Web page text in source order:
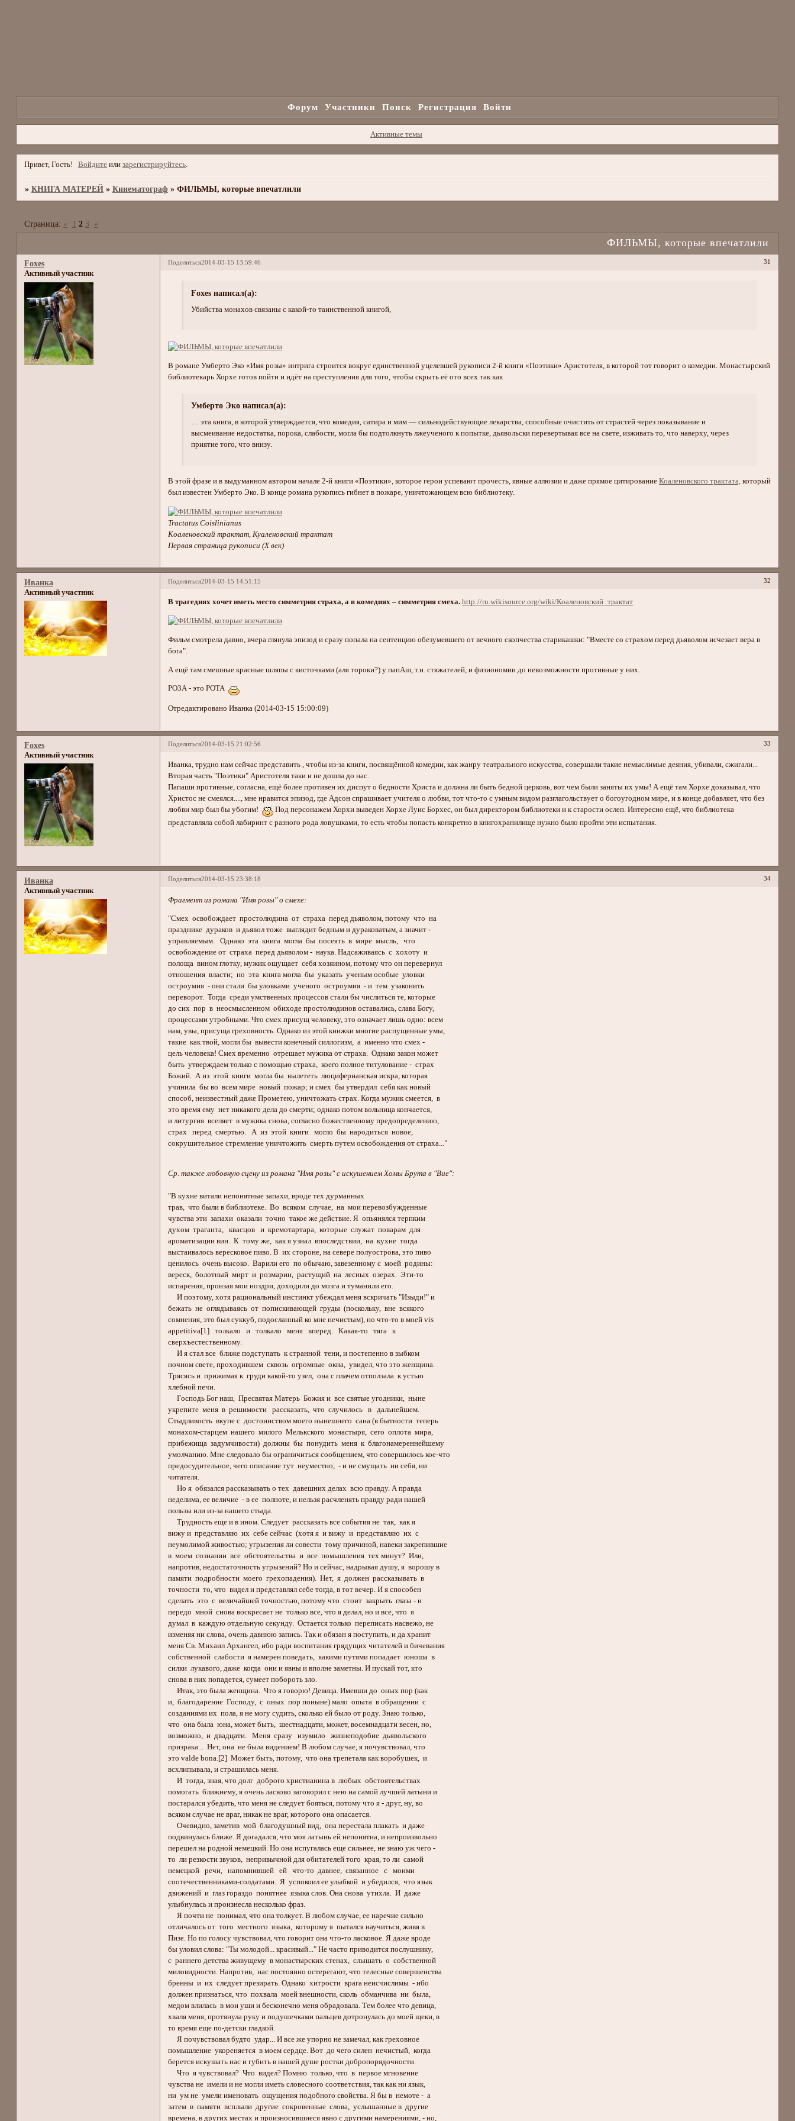
Форум Участники Поиск Регистрация Войти
Активные темы
Привет, Гость! Войдите или зарегистрируйтесь
» КНИГА МАТЕРЕЙ » Кинематограф » ФИЛЬМЫ, которые впечатлили
ФИЛЬМЫ, которые впечатлили
Страница: « 1 2 3 »
Поделиться 31
2014-03-15 13:59:46
Foxes
Активный участник
Foxes написал(а):
Убийства монахов связаны с какой-то таинственной книгой,
В романе Умберто Эко «Имя розы» интрига строится вокруг единственной уцелевшей рукописи 2-й книги «Поэтики» Аристотеля, в которой тот говорит о комедии. Монастырский
библиотекарь Хорхе готов пойти и идёт на преступления для того, чтобы скрыть её ото всех так как
Умберто Эко написал(а):
… эта книга, в которой утверждается, что комедия, сатира и мим — сильнодействующие лекарства, способные очистить от страстей через показывание и
высмеивание недостатка, порока, слабости, могла бы подтолкнуть лжеученого к попытке, дьявольски перевертывая все на свете, изживать то, что наверху, через
приятие того, что внизу.
В этой фразе и в выдуманном автором начале 2-й книги «Поэтики», которое герои успевают прочесть, явные аллюзии и даже прямое цитированиеКоаленовского трактата, который
был известен Умберто Эко. В конце романа рукопись гибнет в пожаре, уничтожающем всю библиотеку.
Tractatus Coislinianus
Коаленовский трактат, Куаленовский трактат
Первая страница рукописи (X век)
Поделиться 32
2014-03-15 14:51:15
Иванка
Активный участник
В трагедиях хочет иметь место симметрия страха, а в комедиях – симметрия смеха. http://ru.wikisource.org/wiki/Коаленовский_трактат
Фильм смотрела давно, вчера глянула эпизод и сразу попала на сентенцию обезумевшего от вечного скопчества старикашки: "Вместе со страхом перед дьяволом исчезает вера в
бога".
А ещё там смешные красные шляпы с кисточками (аля тороки?) у папАш, т.н. стяжателей, и физиономии до невозможности противные у них.
РОЗА - это РОТА
Отредактировано Иванка (2014-03-15 15:00:09)
Поделиться 33
2014-03-15 21:02:56
Foxes
Активный участник
Иванка, трудно нам сейчас представить , чтобы из-за книги, посвящённой комедии, как жанру театрального искусства, совершали такие немыслимые деяния, убивали, сжигали...
Вторая часть "Поэтики" Аристотеля таки и не дошла до нас.
Папаши противные, согласна, ещё более противен их диспут о бедности Христа и должна ли быть бедной церковь, вот чем были заняты их умы! А ещё там Хорхе доказывал, что
Христос не смеялся...., мне нравится эпизод, где Адсон спрашивает учителя о любви, тот что-то с умным видом разглагольствует о богоугодном мире, и в конце добавляет, что без
любви мир был бы убогим!
Под персонажем Хорхи выведен Хорхе Луис Борхес, он был директором библиотеки и к старости ослеп. Интересно ещё, что библиотека
представляла собой лабиринт с разного рода ловушками, то есть чтобы попасть конкретно в книгохранилище нужно было пройти эти испытания.
Поделиться 34
2014-03-15 23:38:18
Иванка
Активный участник
Фрагмент из романа "Имя розы" о смехе:
"Смех освобождает простолюдина от страха перед дьяволом, потому что на
празднике дураков и дьявол тоже выглядит бедным и дураковатым, а значит -
управляемым. Однако эта книга могла бы посеять в мире мысль, что
освобождение от страха перед дьяволом - наука. Надсаживаясь с хохоту и
полоща вином глотку, мужик ощущает себя хозяином, потому что он перевернул
отношения власти; но эта книга могла бы указать ученым особые уловки
остроумия - они стали бы уловками ученого остроумия - и тем узаконить
переворот. Тогда среди умственных процессов стали бы числиться те, которые
до сих пор в неосмысленном обиходе простолюдинов оставались, слава Богу,
процессами утробными. Что смех присущ человеку, это означает лишь одно: всем
нам, увы, присуща греховность. Однако из этой книжки многие распущенные умы,
такие как твой, могли бы вывести конечный силлогизм, а именно что смех -
цель человека! Смех временно отрешает мужика от страха. Однако закон может
быть утверждаем только с помощью страха, коего полное титулование - страх
Божий. А из этой книги могла бы вылететь люциферианская искра, которая
учинила бы во всем мире новый пожар; и смех бы утвердил себя как новый
способ, неизвестный даже Прометею, уничтожать страх. Когда мужик смеется, в
это время ему нет никакого дела до смерти; однако потом вольница кончается,
и литургия вселяет в мужика снова, согласно божественному предопределению,
страх перед смертью. А из этой книги могло бы народиться новое,
сокрушительное стремление уничтожить смерть путем освобождения от страха..."
Ср. также любовную сцену из романа "Имя розы" с искушением Хомы Брута в "Вие":
"В кухне витали непонятные запахи, вроде тех дурманных
трав, что были в библиотеке. Во всяком случае, на мои перевозбужденные
чувства эти запахи оказали точно такое же действие. Я опьянялся терпким
духом траганта, квасцов и кремотартара, которые служат поварам для
ароматизации вин. К тому же, как я узнал впоследствии, на кухне тогда
выстаивалось вересковое пиво. В их стороне, на севере полуострова, это пиво
ценилось очень высоко. Варили его по обычаю, завезенному с моей родины:
вереск, болотный мирт и розмарин, растущий на лесных озерах. Эти-то
испарения, пронзая мои ноздри, доходили до мозга и туманили его.
И поэтому, хотя рациональный инстинкт убеждал меня вскричать "Изыди!" и
бежать не оглядываясь от попискивающей груды (поскольку, вне всякого
сомнения, это был суккуб, подосланный ко мне нечистым), но что-то в моей vis
appetitiva[1] толкало и толкало меня вперед. Какая-то тяга к
сверхъестественному.
И я стал все ближе подступать к странной тени, и постепенно в зыбком
ночном свете, проходившем сквозь огромные окна, увидел, что это женщина.
Трясясь и прижимая к груди какой-то узел, она с плачем отползала к устью
хлебной печи.
Господь Бог наш, Пресвятая Матерь Божия и все святые угодники, ныне
укрепите меня в решимости рассказать, что случилось в дальнейшем.
Стыдливость вкупе с достоинством моего нынешнего сана (в бытности теперь
монахом-старцем нашего милого Мелькского монастыря, сего оплота мира,
прибежища задумчивости) должны бы понудить меня к благонамереннейшему
умолчанию. Мне следовало бы ограничиться сообщением, что совершилось кое-что
предосудительное, чего описание тут неуместно, - и не смущать ни себя, ни
читателя.
Но я обязался рассказывать о тех давешних делах всю правду. А правда
неделима, ее величие - в ее полноте, и нельзя расчленять правду ради нашей
пользы или из-за нашего стыда.
Трудность еще и в ином. Следует рассказать все события не так, как я
вижу и представляю их себе сейчас (хотя я и вижу и представляю их с
неумолимой живостью; угрызения ли совести тому причиной, навеки закрепившие
в моем сознании все обстоятельства и все помышления тех минут? Или,
напротив, недостаточность угрызений? Но и сейчас, надрывая душу, я ворошу в
памяти подробности моего грехопадения). Нет, я должен рассказывать в
точности то, что видел и представлял себе тогда, в тот вечер. И я способен
сделать это с величайшей точностью, потому что стоит закрыть глаза - и
передо мной снова воскресает не только все, что я делал, но и все, что я
думал в каждую отдельную секунду. Остается только переписать насвежо, не
изменяя ни слова, очень давнюю запись. Так и обязан я поступить, и да хранит
меня Св. Михаил Архангел, ибо ради воспитания грядущих читателей и бичевания
собственной слабости я намерен поведать, какими путями попадает юноша в
силки лукавого, даже когда они и явны и вполне заметны. И пускай тот, кто
снова в них попадется, сумеет побороть зло.
Итак, это была женщина. Что я говорю! Девица. Имевши до оных пор (как
и, благодарение Господу, с оных пор поныне) мало опыта в обращении с
созданиями их пола, я не могу судить, сколько ей было от роду. Знаю только,
что она была юна, может быть, шестнадцати, может, восемнадцати весен, но,
возможно, и двадцати. Меня сразу изумило жизнеподобие дьявольского
призрака... Нет, она не была видением! В любом случае, я почувствовал, что
это valde bona.[2] Может быть, потому, что она трепетала как воробушек, и
всхлипывала, и страшилась меня.
И тогда, зная, что долг доброго христианина в любых обстоятельствах
помогать ближнему, я очень ласково заговорил с нею на самой лучшей латыни и
постарался убедить, что меня не следует бояться, потому что я - друг, ну, во
всяком случае не враг, никак не враг, которого она опасается.
Очевидно, заметив мой благодушный вид, она перестала плакать и даже
подвинулась ближе. Я догадался, что моя латынь ей непонятна, и непроизвольно
перешел на родной немецкий. Но она испугалась еще сильнее, не знаю уж чего -
то ли резкости звуков, непривычной для обитателей того края, то ли самой
немецкой речи, напомнившей ей что-то давнее, связанное с моими
соотечественниками-солдатами. Я успокоил ее улыбкой и убедился, что язык
движений и глаз гораздо понятнее языка слов. Она снова утихла. И даже
улыбнулась и произнесла несколько фраз.
Я почти не понимал, что она толкует. В любом случае, ее наречие сильно
отличалось от того местного языка, которому я пытался научиться, живя в
Пизе. Но по голосу чувствовал, что говорит она что-то ласковое. Я даже вроде
бы уловил слова: "Ты молодой... красивый..." Не часто приводится послушнику,
с раннего детства живущему в монастырских стенах, слышать о собственной
миловидности. Напротив, нас постоянно остерегают, что телесные совершенства
бренны и их следует презирать. Однако хитрости врага неисчислимы - ибо
должен признаться, что похвала моей внешности, сколь обманчива ни была,
медом влилась в мои уши и бесконечно меня обрадовала. Тем более что девица,
хваля меня, протянула руку и подушечками пальцев дотронулась до моей щеки, в
то время еще по-детски гладкой.
Я почувствовал будто удар... И все же упорно не замечал, как греховное
помышление укореняется в моем сердце. Вот до чего силен нечистый, когда
берется искушать нас и губить в нашей душе ростки добропорядочности.
Что я чувствовал? Что видел? Помню только, что в первое мгновение
чувства не имели и не могли иметь словесного соответствия, так как ни язык,
ни ум не умели именовать ощущения подобного свойства. Я бы в немоте - а
затем в памяти всплыли другие сокровенные слова, услышанные в другие
времена, в других местах и произносившиеся явно с другими намерениями, - но,